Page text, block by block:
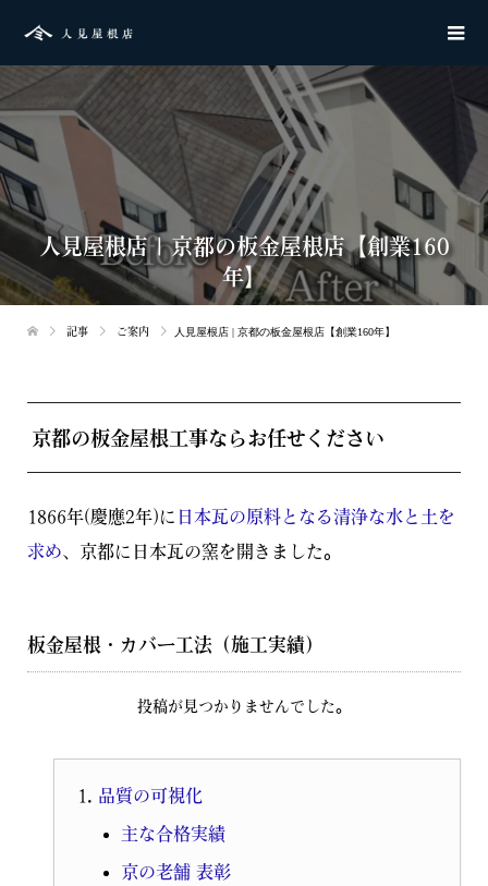
人見屋根店 | 京都の板金屋根店【創業160
年】
記事 ご案内 人見屋根店 | 京都の板金屋根店【創業160年】
京都の板金屋根工事ならお任せください
1866年(慶應2年)に 日本瓦の原料となる清浄な水と土を
求め、京都に日本瓦の窯を開きました。
板金屋根・カバー工法（施工実績）
投稿が見つかりませんでした。
品質の可視化
主な合格実績
京の老舗 表彰